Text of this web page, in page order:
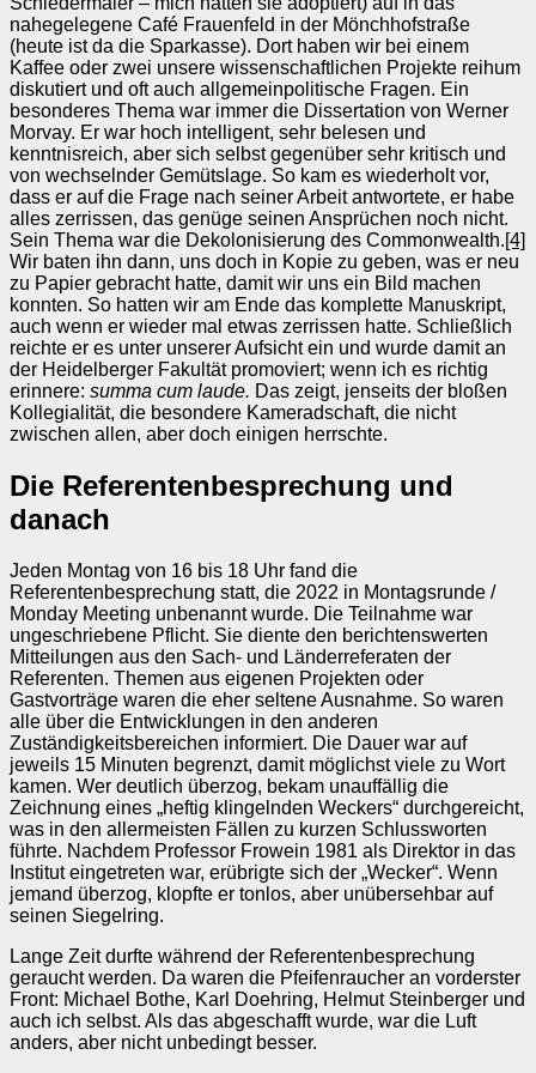
nahegelegene Café Frauenfeld in der Mönchhofstraße
(heute ist da die Sparkasse). Dort haben wir bei einem
Kaffee oder zwei unsere wissenschaftlichen Projekte reihum
diskutiert und oft auch allgemeinpolitische Fragen. Ein
besonderes Thema war immer die Dissertation von Werner
Morvay. Er war hoch intelligent, sehr belesen und
kenntnisreich, aber sich selbst gegenüber sehr kritisch und
von wechselnder Gemütslage. So kam es wiederholt vor,
dass er auf die Frage nach seiner Arbeit antwortete, er habe
alles zerrissen, das genüge seinen Ansprüchen noch nicht.
Sein Thema war die Dekolonisierung des Commonwealth.[4]
Wir baten ihn dann, uns doch in Kopie zu geben, was er neu
zu Papier gebracht hatte, damit wir uns ein Bild machen
konnten. So hatten wir am Ende das komplette Manuskript,
auch wenn er wieder mal etwas zerrissen hatte. Schließlich
reichte er es unter unserer Aufsicht ein und wurde damit an
der Heidelberger Fakultät promoviert; wenn ich es richtig
erinnere: summa cum laude. Das zeigt, jenseits der bloßen
Kollegialität, die besondere Kameradschaft, die nicht
zwischen allen, aber doch einigen herrschte.
Die Referentenbesprechung und
danach
Jeden Montag von 16 bis 18 Uhr fand die
Referentenbesprechung statt, die 2022 in Montagsrunde /
Monday Meeting unbenannt wurde. Die Teilnahme war
ungeschriebene Pflicht. Sie diente den berichtenswerten
Mitteilungen aus den Sach- und Länderreferaten der
Referenten. Themen aus eigenen Projekten oder
Gastvorträge waren die eher seltene Ausnahme. So waren
alle über die Entwicklungen in den anderen
Zuständigkeitsbereichen informiert. Die Dauer war auf
jeweils 15 Minuten begrenzt, damit möglichst viele zu Wort
kamen. Wer deutlich überzog, bekam unauffällig die
Zeichnung eines „heftig klingelnden Weckers“ durchgereicht,
was in den allermeisten Fällen zu kurzen Schlussworten
führte. Nachdem Professor Frowein 1981 als Direktor in das
Institut eingetreten war, erübrigte sich der „Wecker“. Wenn
jemand überzog, klopfte er tonlos, aber unübersehbar auf
seinen Siegelring.
Lange Zeit durfte während der Referentenbesprechung
geraucht werden. Da waren die Pfeifenraucher an vorderster
Front: Michael Bothe, Karl Doehring, Helmut Steinberger und
auch ich selbst. Als das abgeschafft wurde, war die Luft
anders, aber nicht unbedingt besser.